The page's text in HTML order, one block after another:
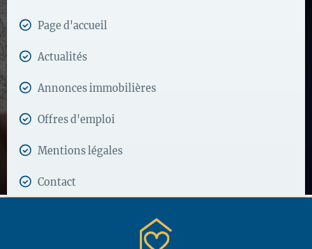
Page d'accueil
Actualités
Annonces immobilières
Offres d'emploi
Mentions légales
Contact